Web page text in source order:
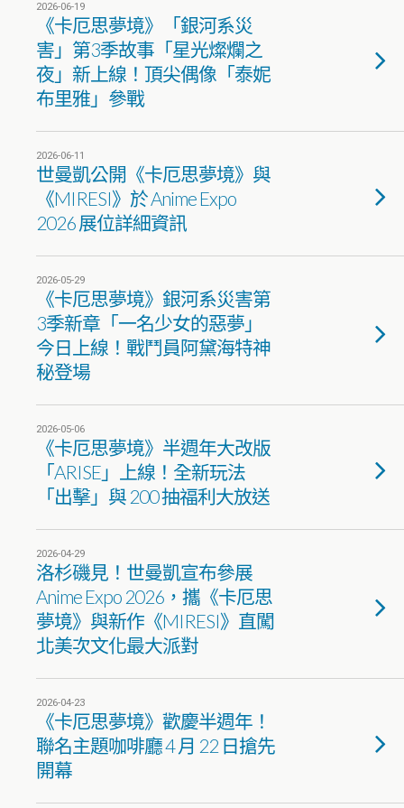
2026-06-19
《卡厄思夢境》「銀河系災
害」第3季故事「星光燦爛之
夜」新上線！頂尖偶像「泰妮
布里雅」參戰
2026-06-11
世曼凱公開《卡厄思夢境》與
《MIRESI》於 Anime Expo
2026 展位詳細資訊
2026-05-29
《卡厄思夢境》銀河系災害第
3季新章「一名少女的惡夢」
今日上線！戰鬥員阿黛海特神
秘登場
2026-05-06
《卡厄思夢境》半週年大改版
「ARISE」上線！全新玩法
「出擊」與 200 抽福利大放送
2026-04-29
洛杉磯見！世曼凱宣布參展
Anime Expo 2026，攜《卡厄思
夢境》與新作《MIRESI》直闖
北美次文化最大派對
2026-04-23
《卡厄思夢境》歡慶半週年！
聯名主題咖啡廳 4 月 22 日搶先
開幕